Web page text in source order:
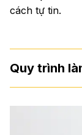
cách tự tin.
Quy trình